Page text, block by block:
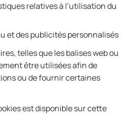
relatives à l’utilisation du
et des publicités personnalisés
telles que les balises web ou
être utilisées afin de
ou de fournir certaines
est disponible sur cette